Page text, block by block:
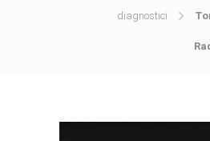
diagnostici